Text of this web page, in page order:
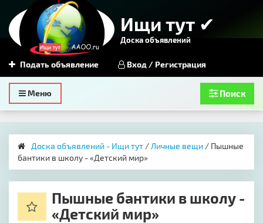
Ищи тут ✔
Доска объявлений
Подать объявление Вход / Регистрация
Toggle
navigation
Меню Поиск
Доска объявлений - Ищи тут /Личные вещи / Пышные
бантики в школу - «Детский мир»
Пышные бантики в школу -
«Детский мир»